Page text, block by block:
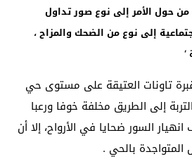
حول الأمر إلى نوع صور تداول
إلى نوع من الضحك والمزاح ،
‘
تاونات العتيقة على مستوى حي
إلى الطريق مخلفة خوفا ورعبا
السور ضحايا في الأرواح، إلا أن
المتواجدة بالحي .